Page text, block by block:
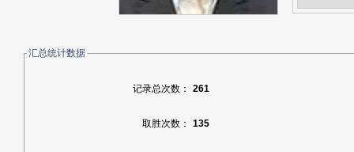
汇总统计数据
记录总次数： 261
取胜次数： 135